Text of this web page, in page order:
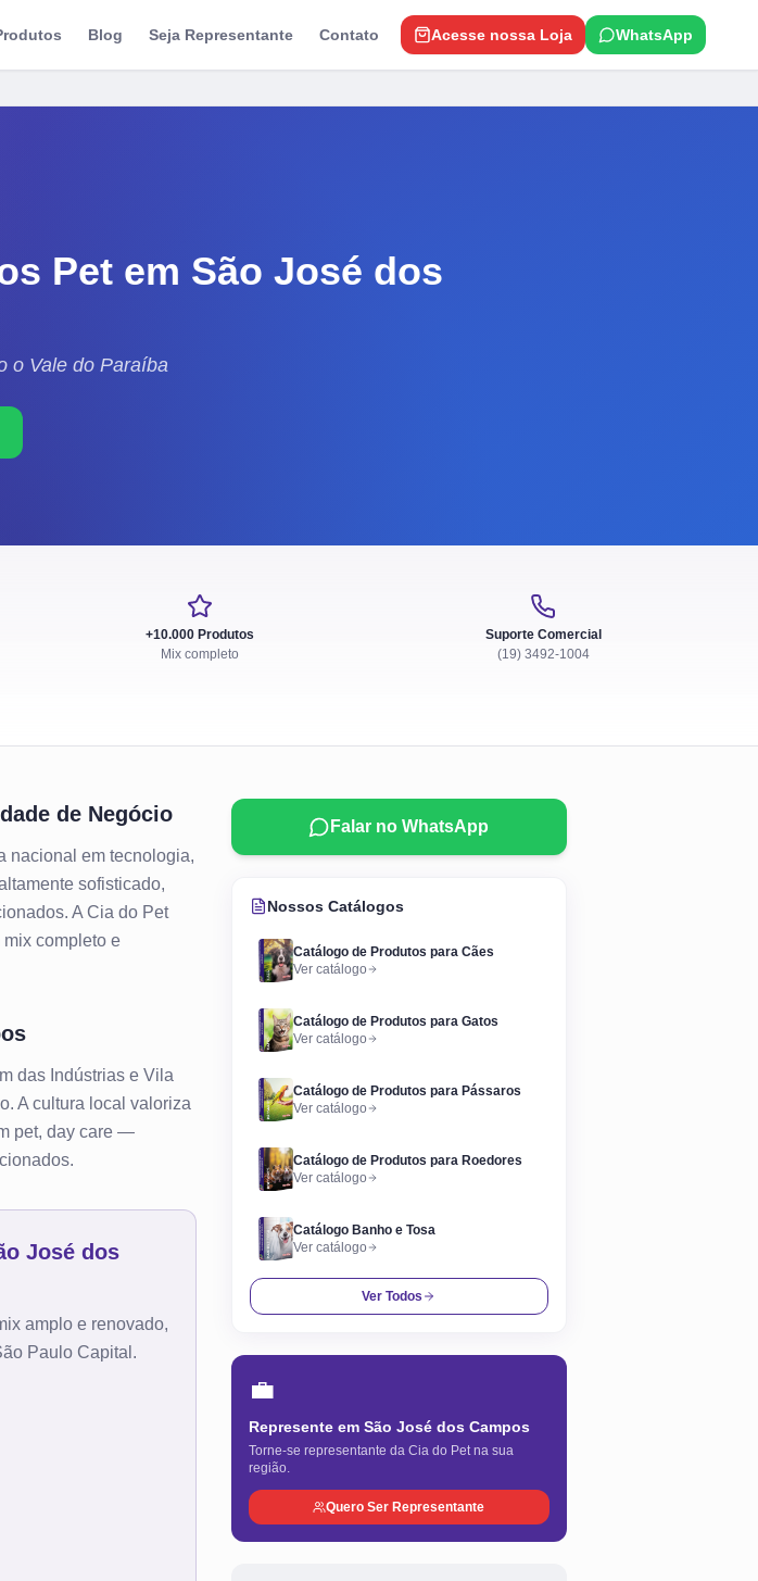
Blog Seja Representante Contato Acesse nossa Loja WhatsApp
Pet em São José dos
o Vale do Paraíba
+10.000 Produtos
Mix completo
Suporte Comercial
(19) 3492-1004
de Negócio
nacional em tecnologia,
sofisticado,
A Cia do Pet
completo e
das Indústrias e Vila
A cultura local valoriza
pet, day care —
José dos
amplo e renovado,
Paulo Capital.
Falar no WhatsApp
Nossos Catálogos
Catálogo de Produtos para Cães
Ver catálogo
Catálogo de Produtos para Gatos
Ver catálogo
Catálogo de Produtos para Pássaros
Ver catálogo
Catálogo de Produtos para Roedores
Ver catálogo
Catálogo Banho e Tosa
Ver catálogo
Ver Todos
💼
Represente em São José dos Campos
Torne-se representante da Cia do Pet na sua
região.
Quero Ser Representante